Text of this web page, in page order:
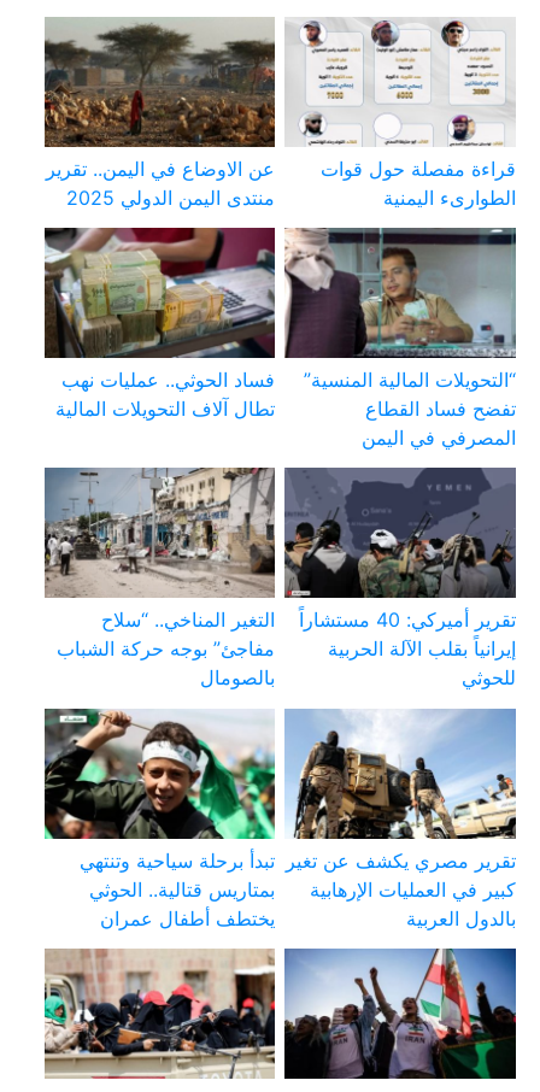
قراءة مفصلة حول قوات
الطوارىء اليمنية
عن الاوضاع في اليمن.. تقرير
منتدى اليمن الدولي 2025
“التحويلات المالية المنسية”
تفضح فساد القطاع
المصرفي في اليمن
فساد الحوثي.. عمليات نهب
تطال آلاف التحويلات المالية
تقرير أميركي: 40 مستشاراً
إيرانياً بقلب الآلة الحربية
للحوثي
التغير المناخي.. “سلاح
مفاجئ” بوجه حركة الشباب
بالصومال
تقرير مصري يكشف عن تغير
كبير في العمليات الإرهابية
بالدول العربية
تبدأ برحلة سياحية وتنتهي
بمتاريس قتالية.. الحوثي
يختطف أطفال عمران